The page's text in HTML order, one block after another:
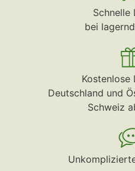
Schnelle
bei
Kostenlose
Deutschland und
Schweiz